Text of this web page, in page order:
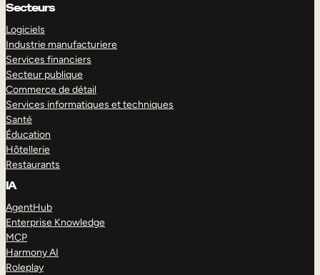
Secteurs
Logiciels
Industrie manufacturiere
Services financiers
Secteur publique
Commerce de détail
Services informatiques et techniques
Santé
Éducation
Hôtellerie
Restaurants
IA
AgentHub
Enterprise Knowledge
MCP
Harmony AI
Roleplay